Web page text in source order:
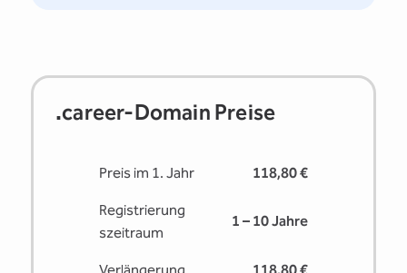
.career-Domain Preise
Preis im 1. Jahr 118,80 €
Registrierung
s­zeitraum
1 – 10 Jahre